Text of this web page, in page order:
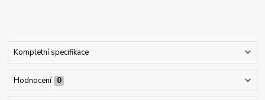
Kompletní specifikace
Hodnocení 0